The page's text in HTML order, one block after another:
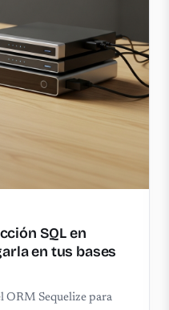
SQL en
en tus bases
ORM Sequelize para